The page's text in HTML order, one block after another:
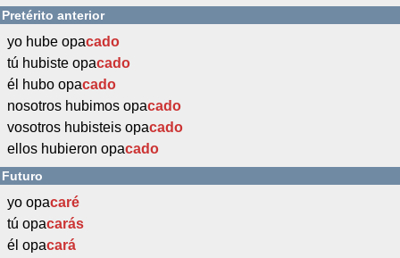
Pretérito anterior
yo hube opacado
tú hubiste opacado
él hubo opacado
nosotros hubimos opacado
vosotros hubisteis opacado
ellos hubieron opacado
Futuro
yo opacaré
tú opacarás
él opacará